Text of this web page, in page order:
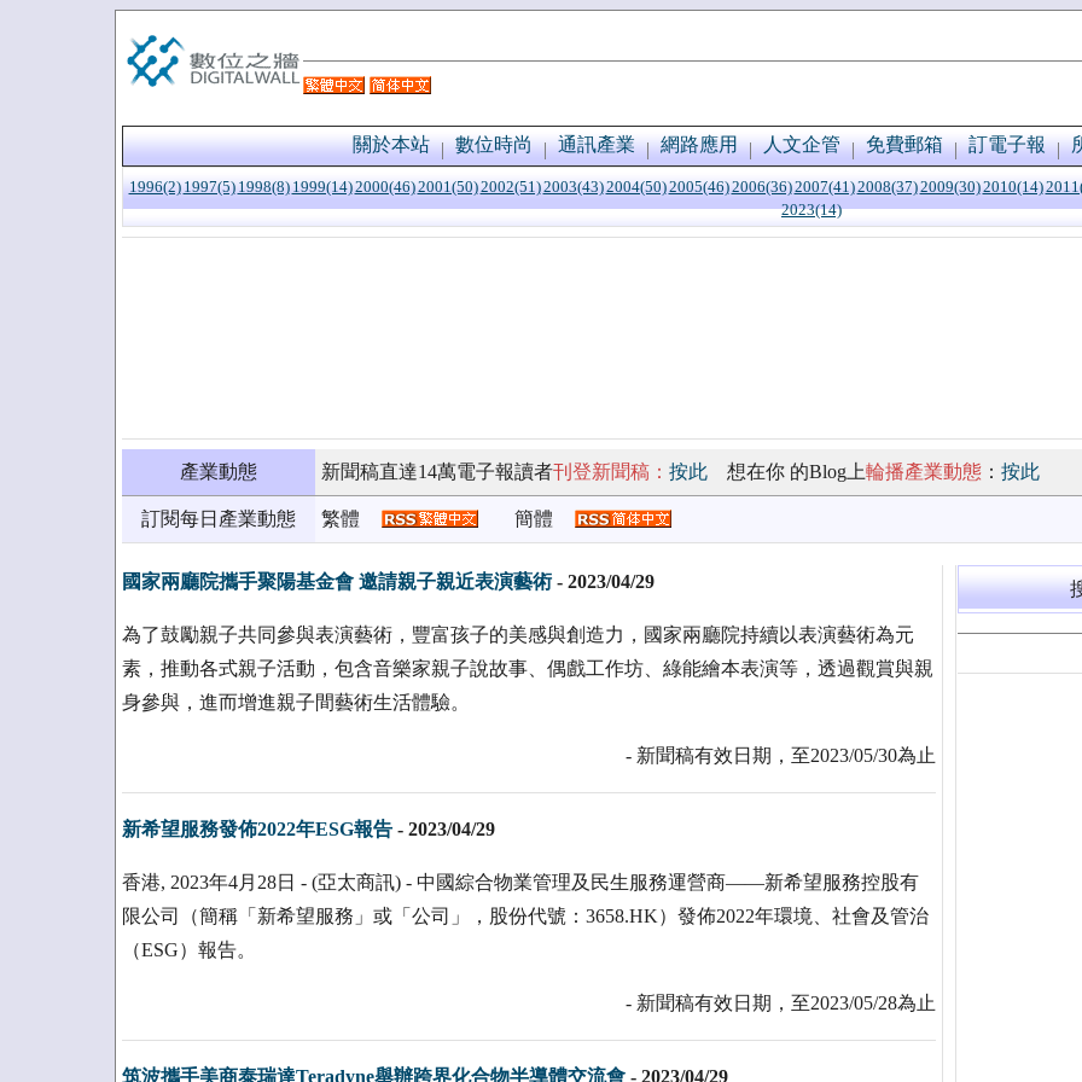
關於本站 數位時尚 通訊產業 網路應用 人文企管 免費郵箱 訂電子報
1996(2) 1997(5) 1998(8) 1999(14)2000(46)2001(50)2002(51)2003(43)2004(50)2005(46)2006(36)2007(41)2008(37)2009(30)2010(14)
2023(14)
產業動態 新聞稿直達14萬電子報讀者刊登新聞稿： 按此想在你 的Blog上輪播產業動態： 按此
訂閱每日產業動態 繁體 簡體
國家兩廳院攜手聚陽基金會 邀請親子親近表演藝術- 2023/04/29
為了鼓勵親子共同參與表演藝術，豐富孩子的美感與創造力，國家兩廳院持續以表演藝術為元
素，推動各式親子活動，包含音樂家親子說故事、偶戲工作坊、綠能繪本表演等，透過觀賞與親
身參與，進而增進親子間藝術生活體驗。
- 新聞稿有效日期，至2023/05/30為止
新希望服務發佈2022年ESG報告- 2023/04/29
香港, 2023年4月28日 - (亞太商訊) - 中國綜合物業管理及民生服務運營商——新希望服務控股有
限公司（簡稱「新希望服務」或「公司」，股份代號：3658.HK）發佈2022年環境、社會及管治
（ESG）報告。
- 新聞稿有效日期，至2023/05/28為止
筑波攜手美商泰瑞達Teradyne舉辦跨界化合物半導體交流會- 2023/04/29